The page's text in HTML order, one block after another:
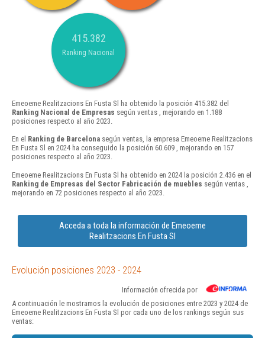
415.382
Ranking Nacional
Emeoeme Realitzacions En Fusta Sl ha obtenido la posición 415.382 del
Ranking Nacional de Empresas según ventas , mejorando en 1.188
posiciones respecto al año 2023.
En el Ranking de Barcelona según ventas, la empresa Emeoeme Realitzacions
En Fusta Sl en 2024 ha conseguido la posición 60.609 , mejorando en 157
posiciones respecto al año 2023.
Emeoeme Realitzacions En Fusta Sl ha obtenido en 2024 la posición 2.436 en el
Ranking de Empresas del Sector Fabricación de muebles según ventas ,
mejorando en 72 posiciones respecto al año 2023.
Acceda a toda la información de Emeoeme
Realitzacions En Fusta Sl
Evolución posiciones 2023 - 2024
Información ofrecida por
A continuación le mostramos la evolución de posiciones entre 2023 y 2024 de
Emeoeme Realitzacions En Fusta Sl por cada uno de los rankings según sus
ventas: